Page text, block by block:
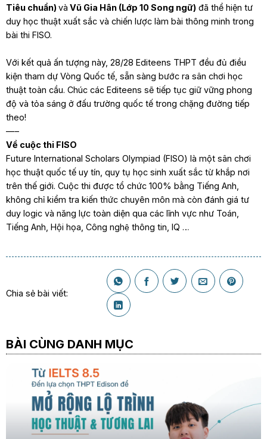
Tiêu chuẩn)và Vũ Gia Hân (Lớp 10 Song ngữ)đã thể hiện tư
duy học thuật xuất sắc và chiến lược làm bài thông minh trong
bài thi FISO.
Với kết quả ấn tượng này, 28/28 Editeens THPT đều đủ điều
kiện tham dự Vòng Quốc tế, sẵn sàng bước ra sân chơi học
thuật toàn cầu. Chúc các Editeens sẽ tiếp tục giữ vững phong
độ và tỏa sáng ở đấu trường quốc tế trong chặng đường tiếp
theo!
—–
Về cuộc thi FISO
Future International Scholars Olympiad (FISO) là một sân chơi
học thuật quốc tế uy tín, quy tụ học sinh xuất sắc từ khắp nơi
trên thế giới. Cuộc thi được tổ chức 100% bằng Tiếng Anh,
không chỉ kiểm tra kiến thức chuyên môn mà còn đánh giá tư
duy logic và năng lực toàn diện qua các lĩnh vực như Toán,
Tiếng Anh, Hội họa, Công nghệ thông tin, IQ …
Chia sẻ bài viết:
BÀI CÙNG DANH MỤC